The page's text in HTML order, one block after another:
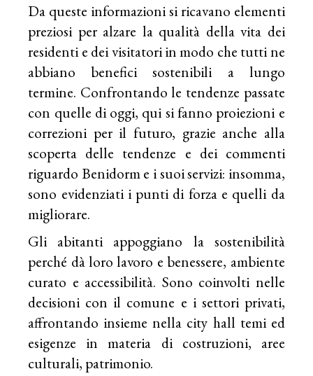
Da queste informazioni si ricavano elementi
preziosi per alzare la qualità della vita dei
residenti e dei visitatori in modo che tutti ne
abbiano benefici sostenibili a lungo
termine. Confrontando le tendenze passate
con quelle di oggi, qui si fanno proiezioni e
correzioni per il futuro, grazie anche alla
scoperta delle tendenze e dei commenti
riguardo Benidorm e i suoi servizi: insomma,
sono evidenziati i punti di forza e quelli da
migliorare.
Gli abitanti appoggiano la sostenibilità
perché dà loro lavoro e benessere, ambiente
curato e accessibilità. Sono coinvolti nelle
decisioni con il comune e i settori privati,
affrontando insieme nella city hall temi ed
esigenze in materia di costruzioni, aree
culturali, patrimonio.